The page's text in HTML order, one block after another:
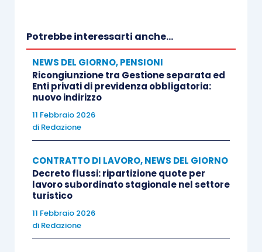
Potrebbe interessarti anche...
NEWS DEL GIORNO,PENSIONI
Ricongiunzione tra Gestione separata ed
Enti privati di previdenza obbligatoria:
nuovo indirizzo
11 Febbraio 2026
di Redazione
CONTRATTO DI LAVORO,NEWS DEL GIORNO
Decreto flussi: ripartizione quote per
lavoro subordinato stagionale nel settore
turistico
11 Febbraio 2026
di Redazione